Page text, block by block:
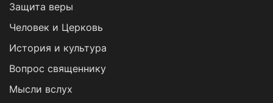
Защита веры
Человек и Церковь
История и культура
Вопрос священнику
Мысли вслух